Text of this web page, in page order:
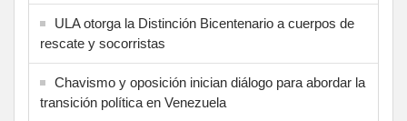
ULA otorga la Distinción Bicentenario a cuerpos de
rescate y socorristas
Chavismo y oposición inician diálogo para abordar la
transición política en Venezuela